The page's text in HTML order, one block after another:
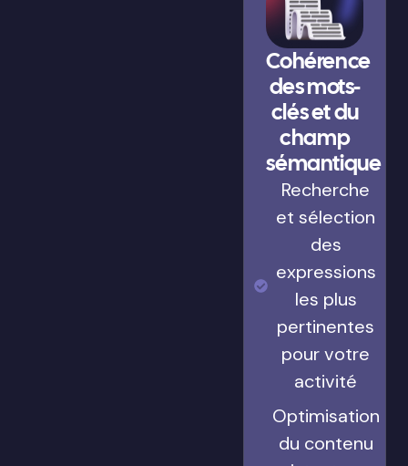
Cohérence
des mots-
clés et du
champ
sémantique
Recherche
et sélection
des
expressions
les plus
pertinentes
pour votre
activité
Optimisation
du contenu